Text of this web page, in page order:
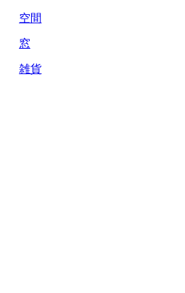
空間
窓
雑貨